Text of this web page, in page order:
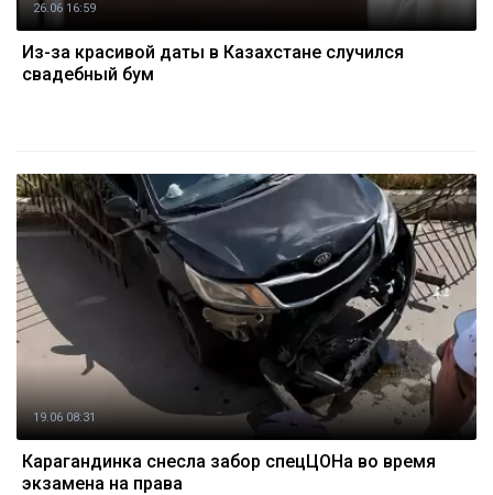
26.06 16:59
Из-за красивой даты в Казахстане случился
свадебный бум
19.06 08:31
Карагандинка снесла забор спецЦОНа во время
экзамена на права